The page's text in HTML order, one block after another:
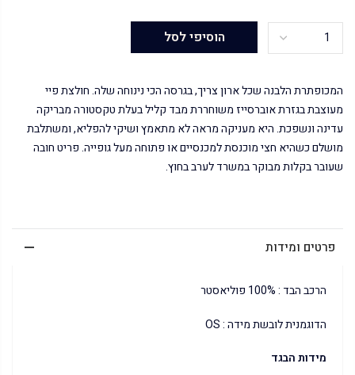
הוסיפי לסל
המכופתרת הלבנה שכל ארון צריך, בגרסה הכי נינוחה שלה. חולצת פיי
מעוצבת בגזרת אוברסייז משוחררת מבד קליל בעלת טקסטורה מבריקה
עדינה ונשפכת. היא מעניקה מראה לא מתאמץ ושיקי להפליא, ומשתלבת
מושלם כשהיא חצי מוכנסת למכנסיים או פתוחה מעל גופייה. פריט חובה
שעובר בקלות מבוקר במשרד לערב בחוץ.
פרטים ומידות
הרכב הבד : 100% פוליאסטר
הדוגמנית לובשת מידה : OS
מידות הבגד